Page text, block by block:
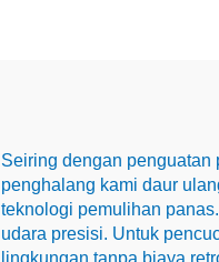
Seiring dengan penguatan
penghalang kami daur
teknologi pemulihan
udara presisi. Untuk
lingkungan tanpa biaya